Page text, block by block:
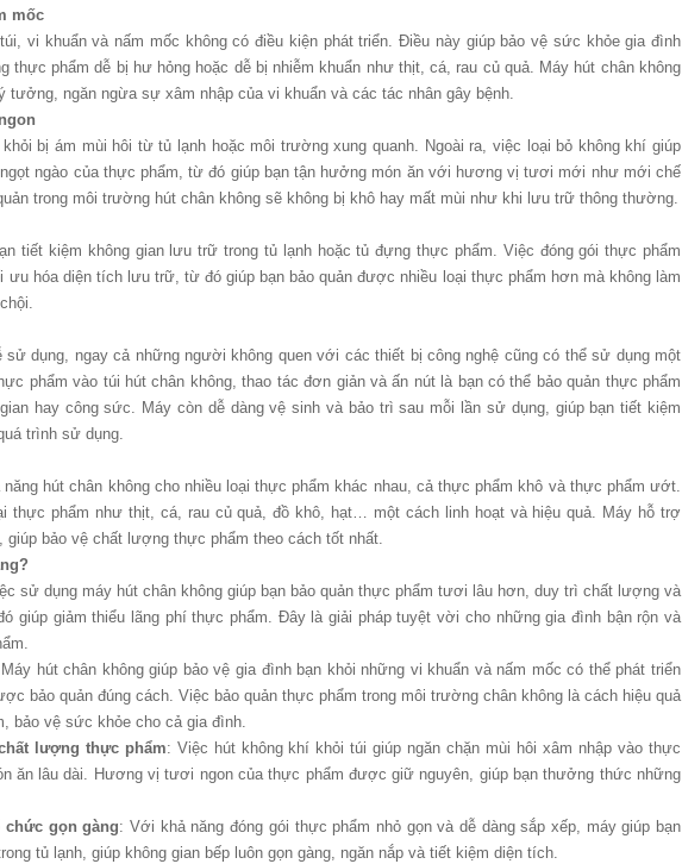
mốc
vi khuẩn và nấm mốc không có điều kiện phát triển. Điều này giúp bảo vệ sức khỏe gia đình
thực phẩm dễ bị hư hỏng hoặc dễ bị nhiễm khuẩn như thịt, cá, rau củ quả. Máy hút chân không
tưởng, ngăn ngừa sự xâm nhập của vi khuẩn và các tác nhân gây bệnh.
bị ám mùi hôi từ tủ lạnh hoặc môi trường xung quanh. Ngoài ra, việc loại bỏ không khí giúp
ngào của thực phẩm, từ đó giúp bạn tận hưởng món ăn với hương vị tươi mới như mới chế
trong môi trường hút chân không sẽ không bị khô hay mất mùi như khi lưu trữ thông thường.
tiết kiệm không gian lưu trữ trong tủ lạnh hoặc tủ đựng thực phẩm. Việc đóng gói thực phẩm
ưu hóa diện tích lưu trữ, từ đó giúp bạn bảo quản được nhiều loại thực phẩm hơn mà không làm
sử dụng, ngay cả những người không quen với các thiết bị công nghệ cũng có thể sử dụng một
phẩm vào túi hút chân không, thao tác đơn giản và ấn nút là bạn có thể bảo quản thực phẩm
hay công sức. Máy còn dễ dàng vệ sinh và bảo trì sau mỗi lần sử dụng, giúp bạn tiết kiệm
trình sử dụng.
năng hút chân không cho nhiều loại thực phẩm khác nhau, cả thực phẩm khô và thực phẩm ướt.
thực phẩm như thịt, cá, rau củ quả, đồ khô, hạt… một cách linh hoạt và hiệu quả. Máy hỗ trợ
giúp bảo vệ chất lượng thực phẩm theo cách tốt nhất.
sử dụng máy hút chân không giúp bạn bảo quản thực phẩm tươi lâu hơn, duy trì chất lượng và
giúp giảm thiểu lãng phí thực phẩm. Đây là giải pháp tuyệt vời cho những gia đình bận rộn và
hút chân không giúp bảo vệ gia đình bạn khỏi những vi khuẩn và nấm mốc có thể phát triển
bảo quản đúng cách. Việc bảo quản thực phẩm trong môi trường chân không là cách hiệu quả
bảo vệ sức khỏe cho cả gia đình.
lượng thực phẩm: Việc hút không khí khỏi túi giúp ngăn chặn mùi hôi xâm nhập vào thực
ăn lâu dài. Hương vị tươi ngon của thực phẩm được giữ nguyên, giúp bạn thưởng thức những
chức gọn gàng: Với khả năng đóng gói thực phẩm nhỏ gọn và dễ dàng sắp xếp, máy giúp bạn
tủ lạnh, giúp không gian bếp luôn gọn gàng, ngăn nắp và tiết kiệm diện tích.